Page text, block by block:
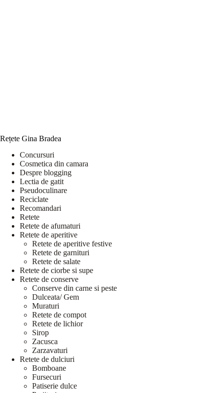
Rețete Gina Bradea
Concursuri
Cosmetica din camara
Despre blogging
Lectia de gatit
Pseudoculinare
Reciclate
Recomandari
Retete
Retete de afumaturi
Retete de aperitive
Retete de aperitive festive
Retete de garnituri
Retete de salate
Retete de ciorbe si supe
Retete de conserve
Conserve din carne si peste
Dulceata/ Gem
Muraturi
Retete de compot
Retete de lichior
Sirop
Zacusca
Zarzavaturi
Retete de dulciuri
Bomboane
Fursecuri
Patiserie dulce